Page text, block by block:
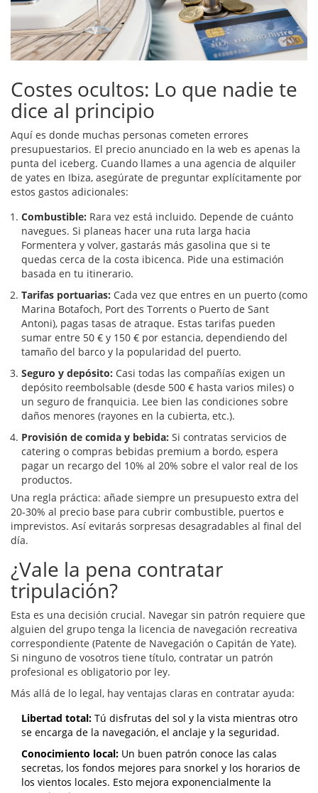
Costes ocultos: Lo que nadie te
dice al principio
Aquí es donde muchas personas cometen errores
presupuestarios. El precio anunciado en la web es apenas la
punta del iceberg. Cuando llames a una agencia de alquiler
de yates en Ibiza, asegúrate de preguntar explícitamente por
estos gastos adicionales:
Combustible: Rara vez está incluido. Depende de cuánto
navegues. Si planeas hacer una ruta larga hacia
Formentera y volver, gastarás más gasolina que si te
quedas cerca de la costa ibicenca. Pide una estimación
basada en tu itinerario.
Tarifas portuarias: Cada vez que entres en un puerto (como
Marina Botafoch, Port des Torrents o Puerto de Sant
Antoni), pagas tasas de atraque. Estas tarifas pueden
sumar entre 50 € y 150 € por estancia, dependiendo del
tamaño del barco y la popularidad del puerto.
Seguro y depósito: Casi todas las compañías exigen un
depósito reembolsable (desde 500 € hasta varios miles) o
un seguro de franquicia. Lee bien las condiciones sobre
daños menores (rayones en la cubierta, etc.).
Provisión de comida y bebida: Si contratas servicios de
catering o compras bebidas premium a bordo, espera
pagar un recargo del 10% al 20% sobre el valor real de los
productos.
Una regla práctica: añade siempre un presupuesto extra del
20-30% al precio base para cubrir combustible, puertos e
imprevistos. Así evitarás sorpresas desagradables al final del
día.
¿Vale la pena contratar
tripulación?
Esta es una decisión crucial. Navegar sin patrón requiere que
alguien del grupo tenga la licencia de navegación recreativa
correspondiente (Patente de Navegación o Capitán de Yate).
Si ninguno de vosotros tiene título, contratar un patrón
profesional es obligatorio por ley.
Más allá de lo legal, hay ventajas claras en contratar ayuda:
Libertad total: Tú disfrutas del sol y la vista mientras otro
se encarga de la navegación, el anclaje y la seguridad.
Conocimiento local: Un buen patrón conoce las calas
secretas, los fondos mejores para snorkel y los horarios de
los vientos locales. Esto mejora exponencialmente la